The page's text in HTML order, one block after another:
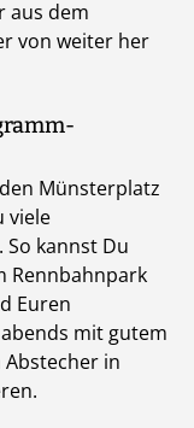
aus dem
von weiter her
Münsterplatz
viele
So kannst Du
Rennbahnpark
Euren
mit gutem
Abstecher in